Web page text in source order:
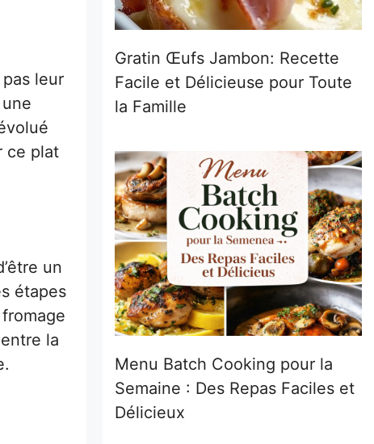
leur
ce plat
un
étapes
la
Gratin Œufs Jambon: Recette
Facile et Délicieuse pour Toute
la Famille
Menu Batch Cooking pour la
Semaine : Des Repas Faciles et
Délicieux